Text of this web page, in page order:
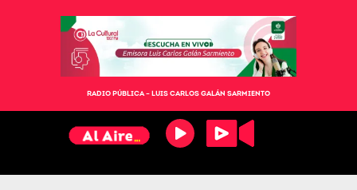
RADIO PÚBLICA – LUIS CARLOS GALÁN SARMIENTO